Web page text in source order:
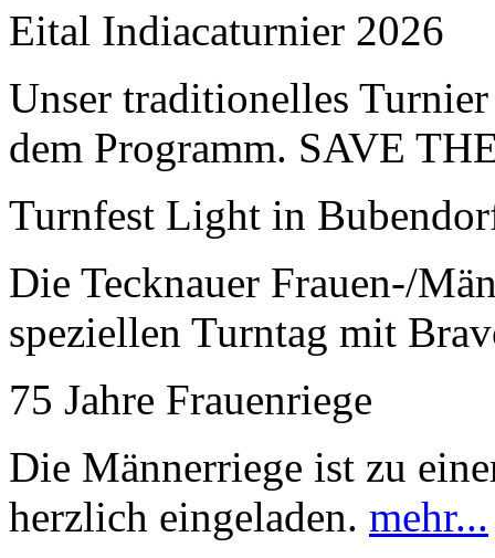
Eital Indiacaturnier 2026
Unser traditionelles
dem Programm. SAVE
Turnfest Light in
Die Tecknauer Frauen-/
speziellen Turntag mit
75 Jahre Frauenriege
Die Männerriege ist zu
herzlich eingeladen. mehr...